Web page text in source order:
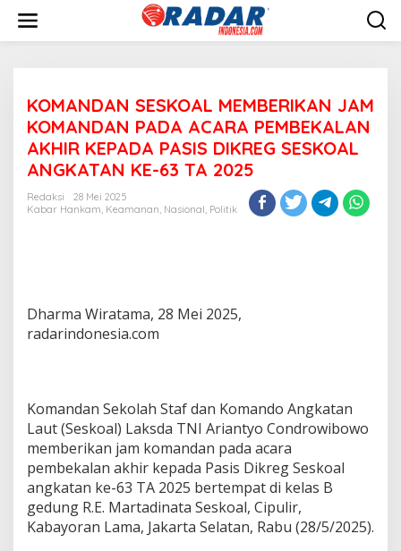
w
KOMANDAN SESKOAL MEMBERIKAN JAM
KOMANDAN PADA ACARA PEMBEKALAN
AKHIR KEPADA PASIS DIKREG SESKOAL
ANGKATAN KE-63 TA 2025
Redaksi
28 Mei 2025
Kabar Hankam, Keamanan, Nasional, Politik
Dharma Wiratama, 28 Mei 2025,
radarindonesia.com
Komandan Sekolah Staf dan Komando Angkatan
Laut (Seskoal) Laksda TNI Ariantyo Condrowibowo
memberikan jam komandan pada acara
pembekalan akhir kepada Pasis Dikreg Seskoal
angkatan ke-63 TA 2025 bertempat di kelas B
gedung R.E. Martadinata Seskoal, Cipulir,
Kabayoran Lama, Jakarta Selatan, Rabu (28/5/2025).